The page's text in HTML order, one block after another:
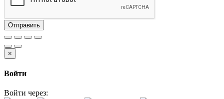
Отправить
×
Войти
Войти через: